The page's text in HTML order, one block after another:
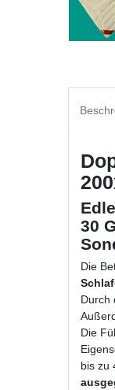
30
Die
Durch
Die
bis zu